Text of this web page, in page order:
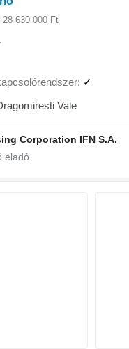
28 630 000 Ft
✓
Vale
Corporation IFN S.A.